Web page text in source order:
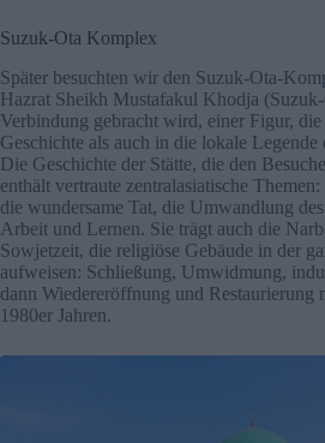
Suzuk-Ota Komplex
Später besuchten wir den Suzuk-Ota-
Hazrat Sheikh Mustafakul Khodja
Verbindung gebracht wird, einer Figur,
Geschichte als auch in die lokale Legende
Die Geschichte der Stätte, die den
enthält vertraute zentralasiatische
die wundersame Tat, die Umwandlung
Arbeit und Lernen. Sie trägt auch die
Sowjetzeit, die religiöse Gebäude in der
aufweisen: Schließung, Umwidmung,
dann Wiedereröffnung und Restaurierung
1980er Jahren.